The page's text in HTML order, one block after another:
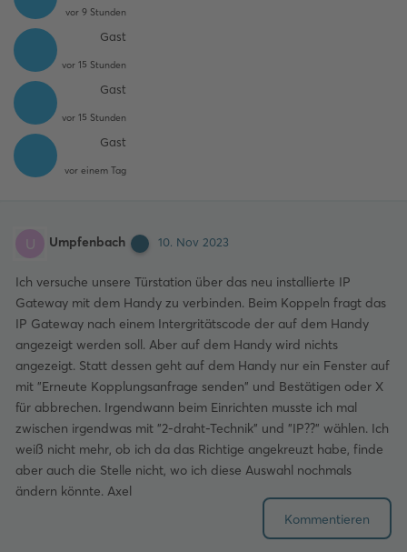
vor 9 Stunden
Gast
vor 15 Stunden
Gast
vor 15 Stunden
Gast
vor einem Tag
U Umpfenbach 10. Nov 2023
Ich versuche unsere Türstation über das neu installierte IP
Gateway mit dem Handy zu verbinden. Beim Koppeln fragt das
IP Gateway nach einem Intergritätscode der auf dem Handy
angezeigt werden soll. Aber auf dem Handy wird nichts
angezeigt. Statt dessen geht auf dem Handy nur ein Fenster auf
mit "Erneute Kopplungsanfrage senden" und Bestätigen oder X
für abbrechen. Irgendwann beim Einrichten musste ich mal
zwischen irgendwas mit "2-draht-Technik" und "IP??" wählen. Ich
weiß nicht mehr, ob ich da das Richtige angekreuzt habe, finde
aber auch die Stelle nicht, wo ich diese Auswahl nochmals
ändern könnte. Axel
Kommentieren